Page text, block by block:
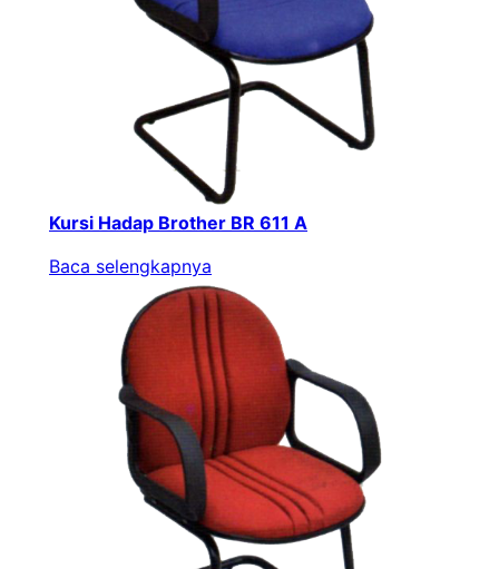
Kursi Hadap Brother BR 611 A
Baca selengkapnya